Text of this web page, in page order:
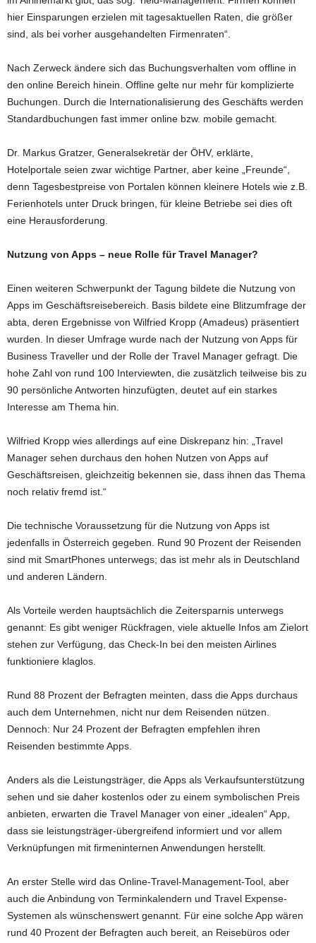
hier Einsparungen erzielen mit tagesaktuellen Raten, die größer
sind, als bei vorher ausgehandelten Firmenraten“.
Nach Zerweck ändere sich das Buchungsverhalten vom offline in
den online Bereich hinein. Offline gelte nur mehr für komplizierte
Buchungen. Durch die Internationalisierung des Geschäfts werden
Standardbuchungen fast immer online bzw. mobile gemacht.
Dr. Markus Gratzer, Generalsekretär der ÖHV, erklärte,
Hotelportale seien zwar wichtige Partner, aber keine „Freunde“,
denn Tagesbestpreise von Portalen können kleinere Hotels wie z.B.
Ferienhotels unter Druck bringen, für kleine Betriebe sei dies oft
eine Herausforderung.
Nutzung von Apps – neue Rolle für Travel Manager?
Einen weiteren Schwerpunkt der Tagung bildete die Nutzung von
Apps im Geschäftsreisebereich. Basis bildete eine Blitzumfrage der
abta, deren Ergebnisse von Wilfried Kropp (Amadeus) präsentiert
wurden. In dieser Umfrage wurde nach der Nutzung von Apps für
Business Traveller und der Rolle der Travel Manager gefragt. Die
hohe Zahl von rund 100 Interviewten, die zusätzlich teilweise bis zu
90 persönliche Antworten hinzufügten, deutet auf ein starkes
Interesse am Thema hin.
Wilfried Kropp wies allerdings auf eine Diskrepanz hin: „Travel
Manager sehen durchaus den hohen Nutzen von Apps auf
Geschäftsreisen, gleichzeitig bekennen sie, dass ihnen das Thema
noch relativ fremd ist.“
Die technische Voraussetzung für die Nutzung von Apps ist
jedenfalls in Österreich gegeben. Rund 90 Prozent der Reisenden
sind mit SmartPhones unterwegs; das ist mehr als in Deutschland
und anderen Ländern.
Als Vorteile werden hauptsächlich die Zeitersparnis unterwegs
genannt: Es gibt weniger Rückfragen, viele aktuelle Infos am Zielort
stehen zur Verfügung, das Check-In bei den meisten Airlines
funktioniere klaglos.
Rund 88 Prozent der Befragten meinten, dass die Apps durchaus
auch dem Unternehmen, nicht nur dem Reisenden nützen.
Dennoch: Nur 24 Prozent der Befragten empfehlen ihren
Reisenden bestimmte Apps.
Anders als die Leistungsträger, die Apps als Verkaufsunterstützung
sehen und sie daher kostenlos oder zu einem symbolischen Preis
anbieten, erwarten die Travel Manager von einer „idealen“ App,
dass sie leistungsträger-übergreifend informiert und vor allem
Verknüpfungen mit firmeninternen Anwendungen herstellt.
An erster Stelle wird das Online-Travel-Management-Tool, aber
auch die Anbindung von Terminkalendern und Travel Expense-
Systemen als wünschenswert genannt. Für eine solche App wären
rund 40 Prozent der Befragten auch bereit, an Reisebüros oder